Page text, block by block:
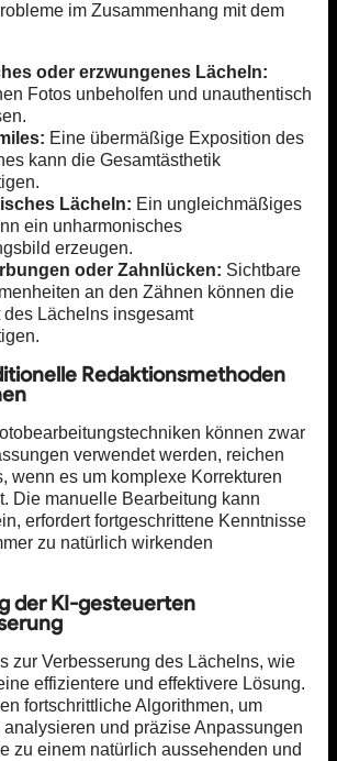
im Zusammenhang mit dem
oder erzwungenes Lächeln:
Fotos unbeholfen und unauthentisch
Eine übermäßige Exposition des
kann die Gesamtästhetik
Lächeln: Ein ungleichmäßiges
ein unharmonisches
erzeugen.
oder Zahnlücken: Sichtbare
an den Zähnen können die
des Lächelns insgesamt
Redaktionsmethoden
können zwar
verwendet werden, reichen
wenn es um komplexe Korrekturen
Die manuelle Bearbeitung kann
erfordert fortgeschrittene Kenntnisse
zu natürlich wirkenden
der KI-gesteuerten
zur Verbesserung des Lächelns, wie
effizientere und effektivere Lösung.
fortschrittliche Algorithmen, um
und präzise Anpassungen
zu einem natürlich aussehenden und